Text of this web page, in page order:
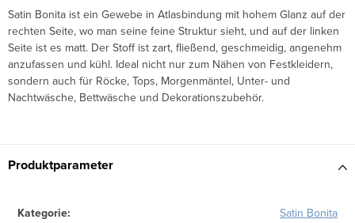
Satin Bonita ist ein Gewebe in Atlasbindung mit hohem Glanz auf der
rechten Seite, wo man seine feine Struktur sieht, und auf der linken
Seite ist es matt. Der Stoff ist zart, fließend, geschmeidig, angenehm
anzufassen und kühl. Ideal nicht nur zum Nähen von Festkleidern,
sondern auch für Röcke, Tops, Morgenmäntel, Unter- und
Nachtwäsche, Bettwäsche und Dekorationszubehör.
Produktparameter
Kategorie: Satin Bonita